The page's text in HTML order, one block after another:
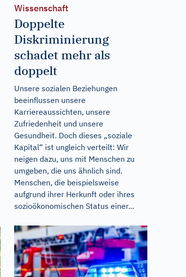
Wissenschaft
Doppelte
Diskriminierung
schadet mehr als
doppelt
Unsere sozialen Beziehungen
beeinflussen unsere
Karriereaussichten, unsere
Zufriedenheit und unsere
Gesundheit. Doch dieses „soziale
Kapital“ ist ungleich verteilt: Wir
neigen dazu, uns mit Menschen zu
umgeben, die uns ähnlich sind.
Menschen, die beispielsweise
aufgrund ihrer Herkunft oder ihres
sozioökonomischen Status einer...